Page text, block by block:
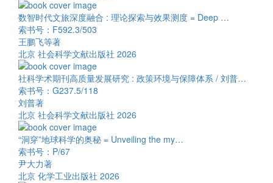
数智时代文旅深度融合 : 理论探索与效果测度 = Deep …
索书号：F592.3/503
王鹏飞等著
北京 社会科学文献出版社 2026
社科学术期刊高质量发展研究 : 政策环境与保障体系 / 刘普…
索书号：G237.5/118
刘普著
北京 社会科学文献出版社 2026
“洞穿”地球科学的奥秘 = Unveiling the my…
索书号：P/67
尹大力著
北京 化学工业出版社 2026